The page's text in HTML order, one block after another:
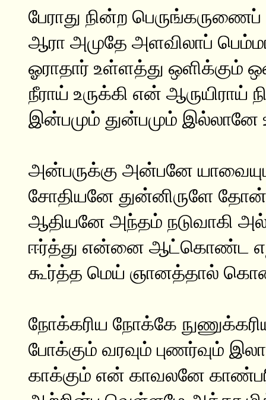
பேராது நின்ற
ஆரா அமுதே அளவிலாப்
ஓராதார் உள்ளத்து ஒளிக்கும்
நீராய் உருக்கி என் ஆருயிராய்
இன்பமும் துன்பமும் இல்லானே
அன்பருக்கு அன்பனே
சோதியனே துன்னிருளே
ஆதியனே அந்தம் நடுவாகி
ஈர்த்து என்னை ஆட்கொண்ட
கூர்த்த மெய் ஞானத்தால்
நோக்கரிய நோக்கே
போக்கும் வரவும் புணர்வும்
காக்கும் என் காவலனே